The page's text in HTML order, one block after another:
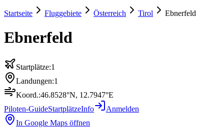
Startseite Fluggebiete Österreich Tirol Ebnerfeld
Ebnerfeld
Startplätze:1
Landungen:1
Koord.:46.8528°N, 12.7947°E
Piloten-GuideStartplätzeInfo
Anmelden
In Google Maps öffnen